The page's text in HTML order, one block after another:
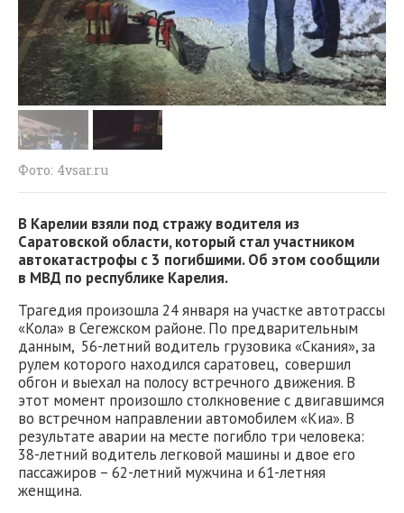
Фото: 4vsar.ru
В Карелии взяли под стражу водителя из
Саратовской области, который стал участником
автокатастрофы с 3 погибшими. Об этом сообщили
в МВД по республике Карелия.
Трагедия произошла 24 января на участке автотрассы
«Кола» в Сегежском районе. По предварительным
данным, 56-летний водитель грузовика «Скания», за
рулем которого находился саратовец, совершил
обгон и выехал на полосу встречного движения. В
этот момент произошло столкновение с двигавшимся
во встречном направлении автомобилем «Киа». В
результате аварии на месте погибло три человека:
38-летний водитель легковой машины и двое его
пассажиров – 62-летний мужчина и 61-летняя
женщина.